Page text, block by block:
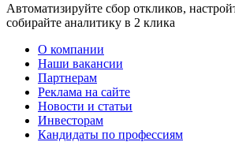
Автоматизируйте сбор откликов,
собирайте аналитику в 2 клика
О компании
Наши вакансии
Партнерам
Реклама на сайте
Новости и статьи
Инвесторам
Кандидаты по профессиям